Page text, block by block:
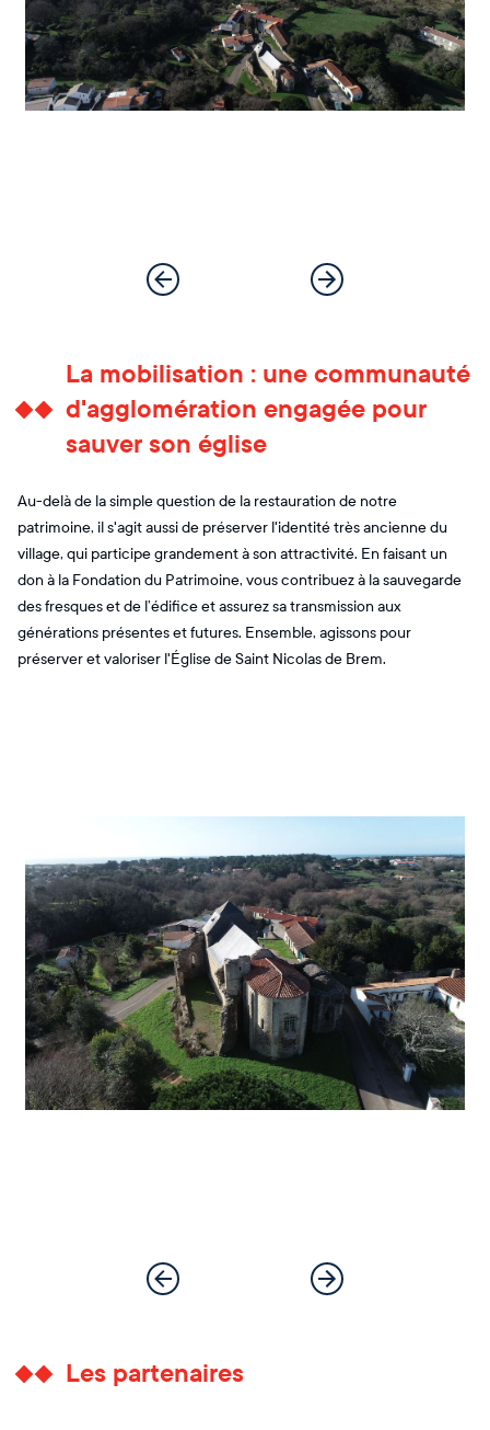
La mobilisation : une communauté
d'agglomération engagée pour
sauver son église
Au-delà de la simple question de la restauration de notre
patrimoine, il s'agit aussi de préserver l'identité très ancienne du
village, qui participe grandement à son attractivité. En faisant un
don à la Fondation du Patrimoine, vous contribuez à la sauvegarde
des fresques et de l’édifice et assurez sa transmission aux
générations présentes et futures. Ensemble, agissons pour
préserver et valoriser l'Église de Saint Nicolas de Brem.
Les partenaires